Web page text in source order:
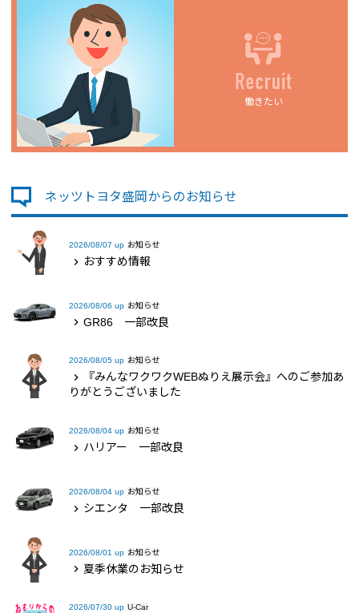
働きたい
ネッツトヨタ盛岡からのお知らせ
2026/08/07 up お知らせ
chevron_right おすすめ情報
2026/08/06 up お知らせ
chevron_right GR86 一部改良
2026/08/05 up お知らせ
chevron_right
『みんなワクワクWEBぬりえ展示会』へのご参加あ
りがとうございました
2026/08/04 up お知らせ
chevron_right ハリアー 一部改良
2026/08/04 up お知らせ
chevron_right シエンタ 一部改良
2026/08/01 up お知らせ
chevron_right 夏季休業のお知らせ
2026/07/30 up U-Car